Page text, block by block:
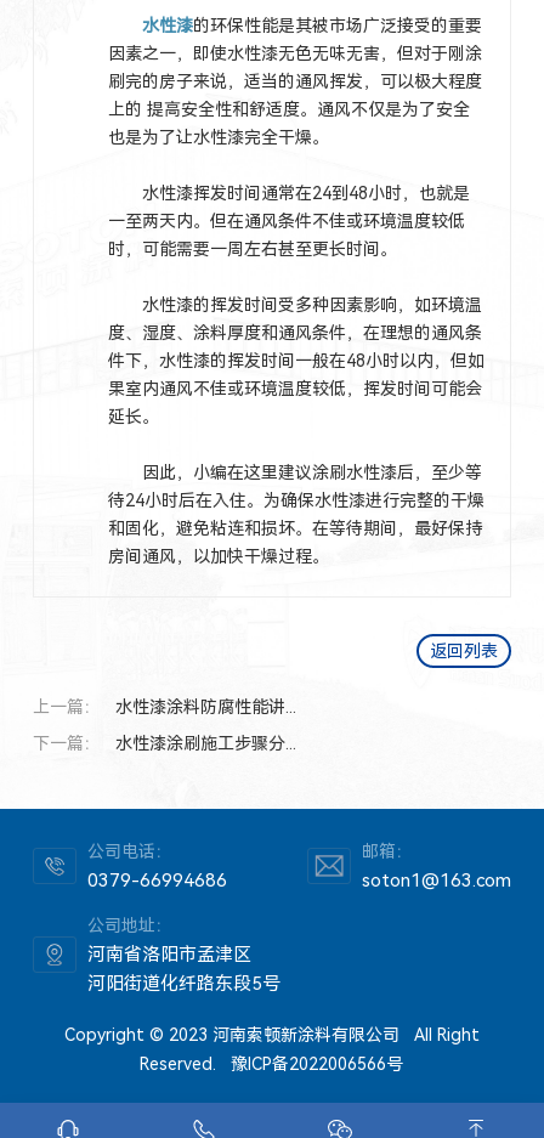
水性漆的环保性能是其被市场广泛接受的重要
因素之一，即使水性漆无色无味无害，但对于刚涂
刷完的房子来说，适当的通风挥发，可以极大程度
上的 提高安全性和舒适度。通风不仅是为了安全
也是为了让水性漆完全干燥。
水性漆挥发时间通常在24到48小时，也就是
一至两天内。但在通风条件不佳或环境温度较低
时，可能需要一周左右甚至更长时间。
水性漆的挥发时间受多种因素影响，如环境温
度、湿度、涂料厚度和通风条件，在理想的通风条
件下，水性漆的挥发时间一般在48小时以内，但如
果室内通风不佳或环境温度较低，挥发时间可能会
延长。
因此，小编在这里建议涂刷水性漆后，至少等
待24小时后在入住。为确保水性漆进行完整的干燥
和固化，避免粘连和损坏。在等待期间，最好保持
房间通风，以加快干燥过程。
返回列表
上一篇：
水性漆涂料防腐性能讲...
下一篇：
水性漆涂刷施工步骤分...
公司电话：
0379-66994686
邮箱：
soton1@163.com
公司地址：
河南省洛阳市孟津区
河阳街道化纤路东段5号
Copyright © 2023 河南索顿新涂料有限公司 All Right
Reserved.豫ICP备2022006566号